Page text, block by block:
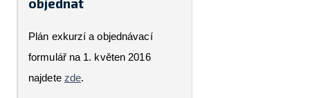
Plán exkurzí a objednávací
formulář na 1. květen 2016
najdete zde.